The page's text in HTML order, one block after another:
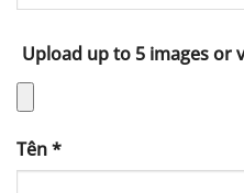
Upload up to 5 images or
Tên*